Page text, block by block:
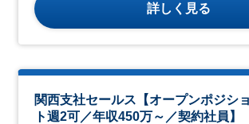
詳しく見る
関西支社セールス【オープンポジシ
ト週2可／年収450万～／契約社員】